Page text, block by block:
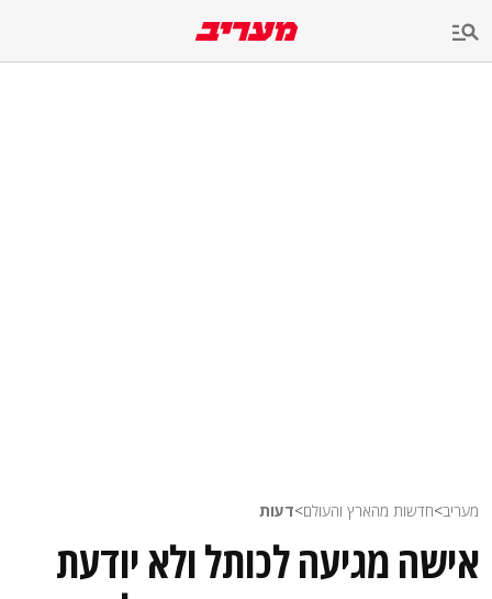
מעריב>חדשות מהארץ והעולם>דעות
אישה מגיעה לכותל ולא יודעת